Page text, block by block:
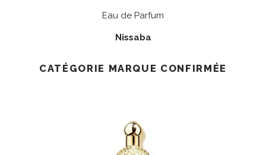
Eau de Parfum
Nissaba
CATÉGORIE MARQUE CONFIRMÉE